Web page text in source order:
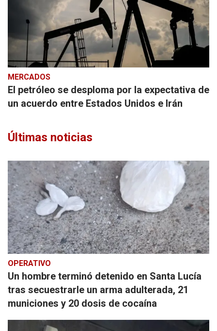
MERCADOS
El petróleo se desploma por la expectativa de
un acuerdo entre Estados Unidos e Irán
Últimas noticias
OPERATIVO
Un hombre terminó detenido en Santa Lucía
tras secuestrarle un arma adulterada, 21
municiones y 20 dosis de cocaína